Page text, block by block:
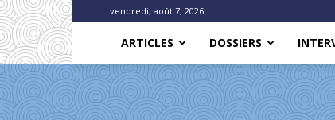
vendredi, août 7, 2026
ARTICLES DOSSIERS